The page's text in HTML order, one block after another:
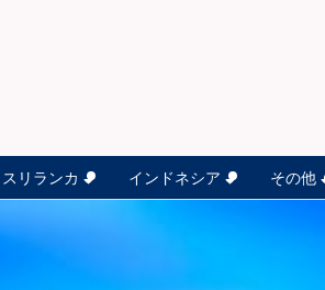
スリランカ インドネシア その他